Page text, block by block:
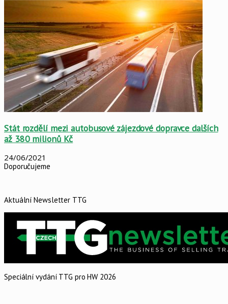
Stát rozdělí mezi autobusové zájezdové dopravce dalších
až 380 milionů Kč
24/06/2021
Doporučujeme
Aktuální Newsletter TTG
Speciální vydání TTG pro HW 2026